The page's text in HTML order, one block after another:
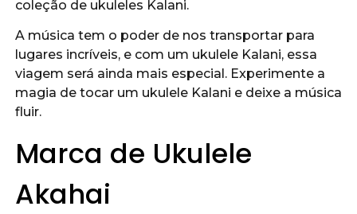
coleção de ukuleles Kalani.
A música tem o poder de nos transportar para
lugares incríveis, e com um ukulele Kalani, essa
viagem será ainda mais especial. Experimente a
magia de tocar um ukulele Kalani e deixe a música
fluir.
Marca de Ukulele
Akahai